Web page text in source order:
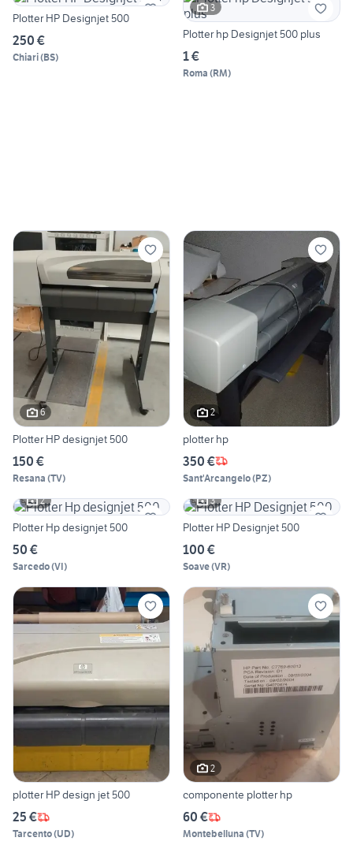
Plotter HP Designjet 500
250 €
Chiari(BS)
3
Plotter hp Designjet 500 plus
1 €
Roma (RM)
6
Plotter HP designjet 500
150 €
Resana (TV)
2
plotter hp
350 €
Sant'Arcangelo(PZ)
2
Plotter Hp designjet 500
50 €
Sarcedo(VI)
3
Plotter HP Designjet 500
100 €
Soave(VR)
plotter HP design jet 500
25 €
Tarcento(UD)
2
componente plotter hp
60 €
Montebelluna (TV)